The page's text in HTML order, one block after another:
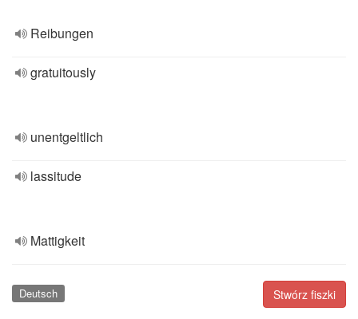
Reibungen
gratuitously
unentgeltlich
lassitude
Mattigkeit
Stwórz fiszki
Deutsch